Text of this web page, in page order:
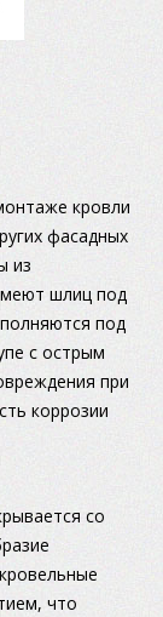
кровли
фасадных
из
шлиц под
под
с острым
при
коррозии
со
что